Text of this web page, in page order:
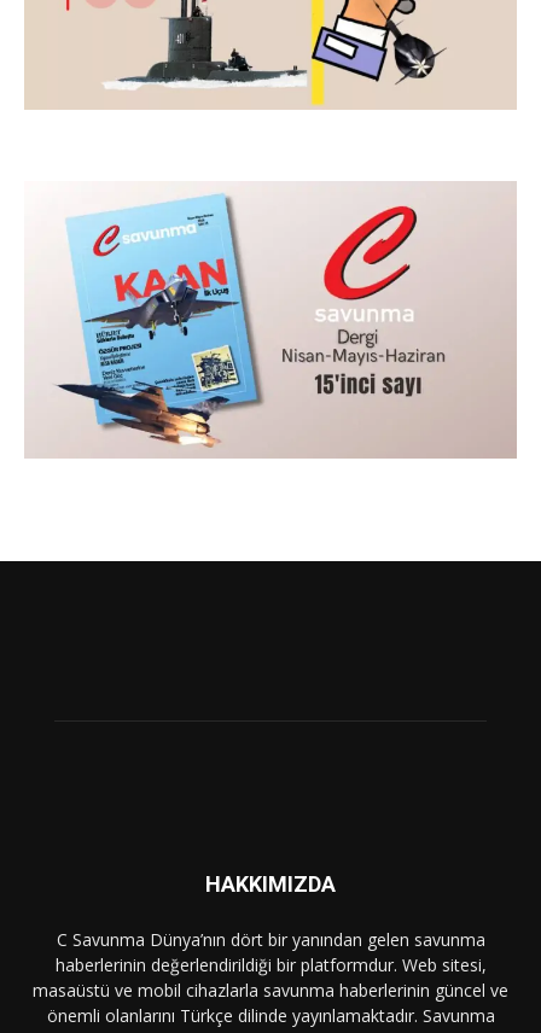
HAKKIMIZDA
C Savunma Dünya’nın dört bir yanından gelen savunma
haberlerinin değerlendirildiği bir platformdur. Web sitesi,
masaüstü ve mobil cihazlarla savunma haberlerinin güncel ve
önemli olanlarını Türkçe dilinde yayınlamaktadır. Savunma